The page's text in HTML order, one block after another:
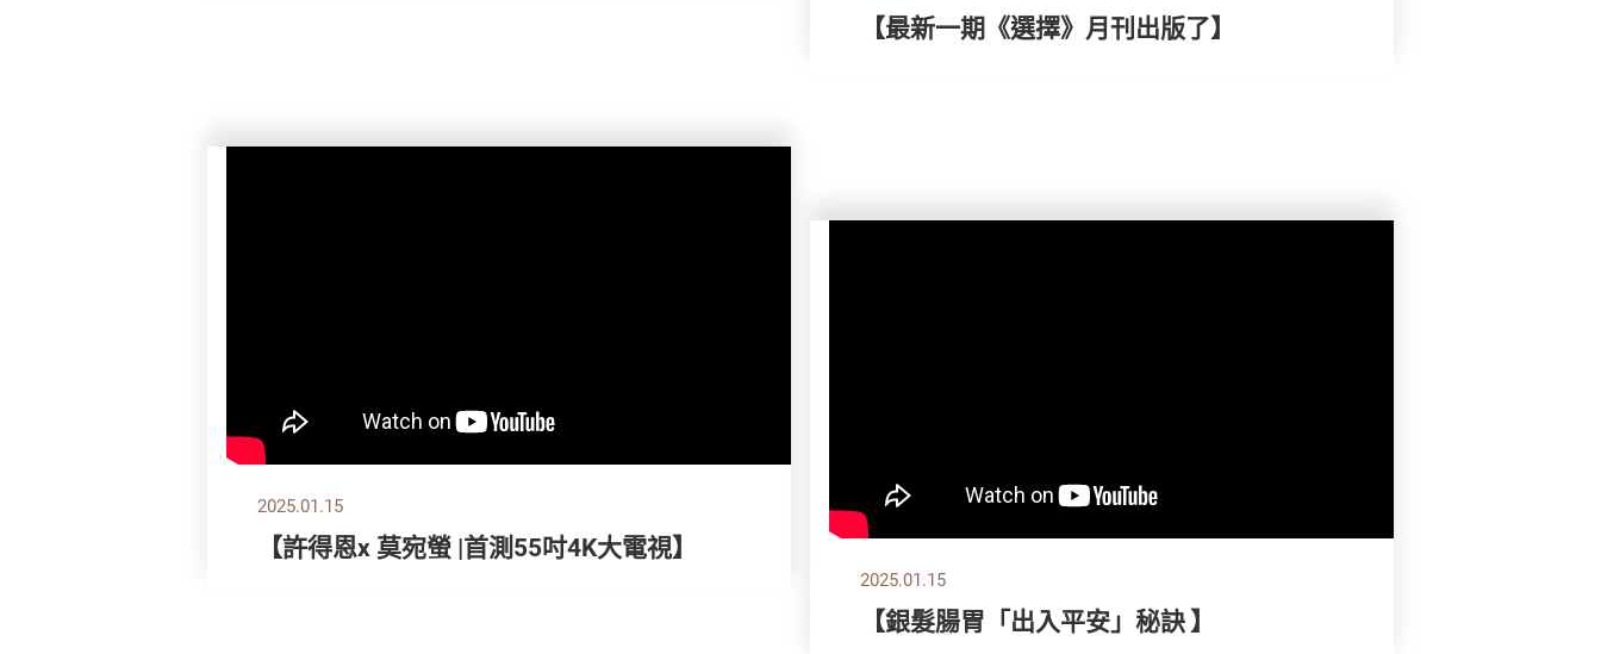
【最新一期《選擇》月刊出版了】
2025.01.15
【許得恩x 莫宛螢 |首測55吋4K大電視】
2025.01.15
【銀髮腸胃「出入平安」秘訣 】